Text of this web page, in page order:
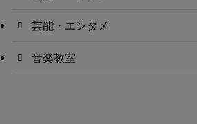
芸能・エンタメ
音楽教室